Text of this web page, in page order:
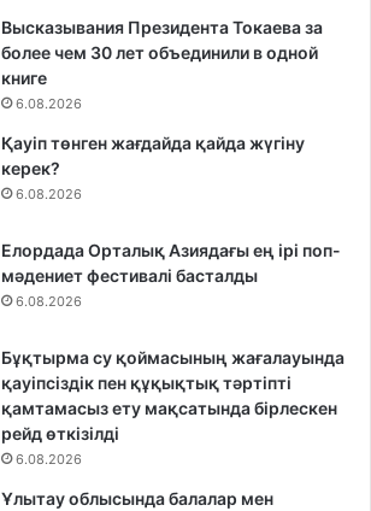
Высказывания Президента Токаева за
более чем 30 лет объединили в одной
книге
6.08.2026
Қауіп төнген жағдайда қайда жүгіну
керек?
6.08.2026
Елордада Орталық Азиядағы ең ірі поп-
мәдениет фестивалі басталды
6.08.2026
Бұқтырма су қоймасының жағалауында
қауіпсіздік пен құқықтық тәртіпті
қамтамасыз ету мақсатында бірлескен
рейд өткізілді
6.08.2026
Ұлытау облысында балалар мен